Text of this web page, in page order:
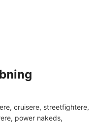
cruisere, streetfightere,
power nakeds,